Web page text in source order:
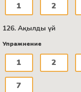
1 2
126. Ақылды үй
Упражнение
1 2
7